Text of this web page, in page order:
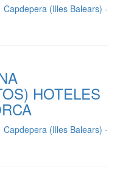
Capdepera (Illes Balears) -
HOTELES
Capdepera (Illes Balears) -